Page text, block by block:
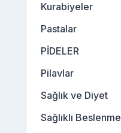
Kurabiyeler
Pastalar
PİDELER
Pilavlar
Sağlık ve Diyet
Sağlıklı Beslenme